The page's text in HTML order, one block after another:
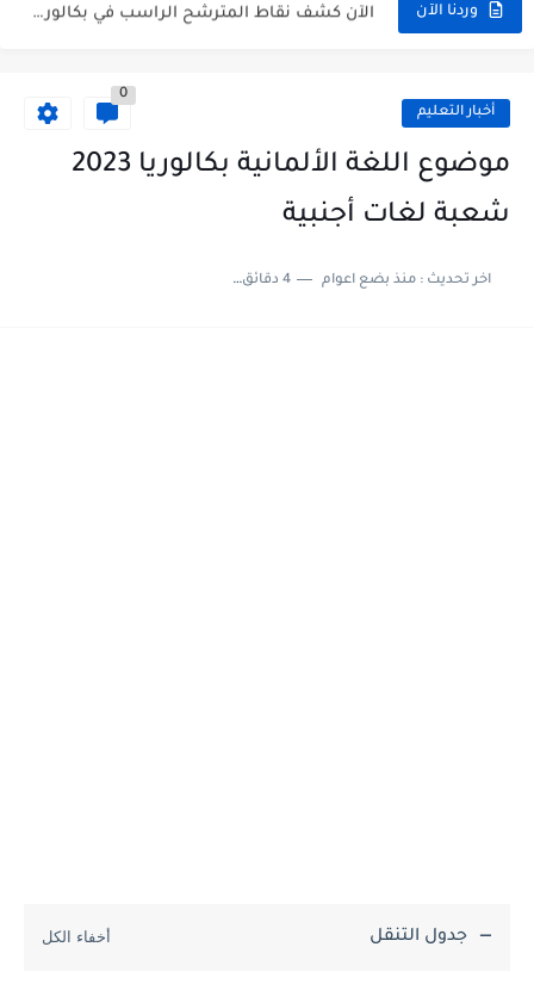
وردنا الآن الآن كشف نقاط المترشح الراسب في بكالوريا 2026 Relevé de...
استخراج كشف نقاط شهادة البكالوريا 2026 bac.onec.dz relevè أخبار التعليم
0
موضوع اللغة الألمانية بكالوريا 2023
شعبة لغات أجنبية
اخر تحديث :منذ بضع اعوام 4 دقائق للقراءة
جدول التنقل